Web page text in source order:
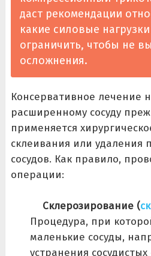
даст рекомендации
какие силовые
ограничить, чтобы не
осложнения.
Консервативное лечение
расширенному сосуду
применяется
склеивания или удаления
сосудов. Как правило,
операции:
Склерозирование (
Процедура, при
маленькие сосуды,
устранения